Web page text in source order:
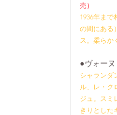
売）
1936年ま
の間にある
ス。柔らか
●ヴォーヌ
シャランダ
ル、レ・ク
ジュ。スミ
きりとした